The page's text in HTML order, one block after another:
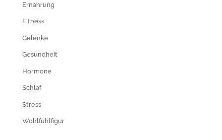
Ernährung
Fitness
Gelenke
Gesundheit
Hormone
Schlaf
Stress
Wohlfühlfigur